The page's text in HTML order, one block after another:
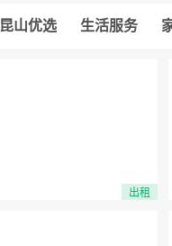
昆山优选 生活服务
出租